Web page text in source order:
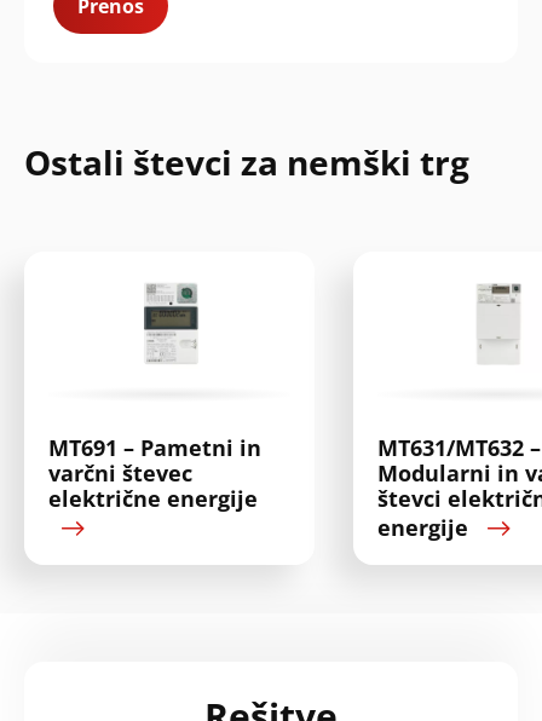
Prenos
Ostali števci za nemški trg
MT691 – Pametni in
varčni števec
električne energije
MT631/MT632 –
Modularni in
števci
energije